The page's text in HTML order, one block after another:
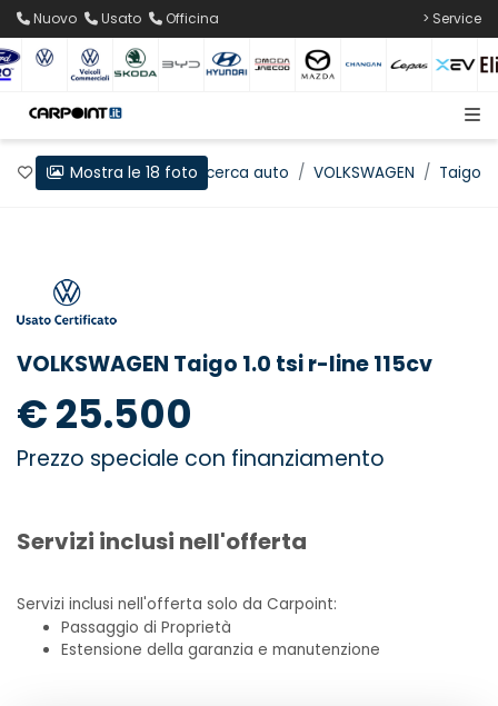
Nuovo Usato Officina > Service
Preferiti Home Ricerca auto VOLKSWAGEN Taigo
Mostra le 18 foto
VOLKSWAGEN Taigo 1.0 tsi r-line 115cv
€ 25.500
Prezzo speciale con finanziamento
Servizi inclusi nell'offerta
Servizi inclusi nell'offerta solo da Carpoint:
Passaggio di Proprietà
Estensione della garanzia e manutenzione